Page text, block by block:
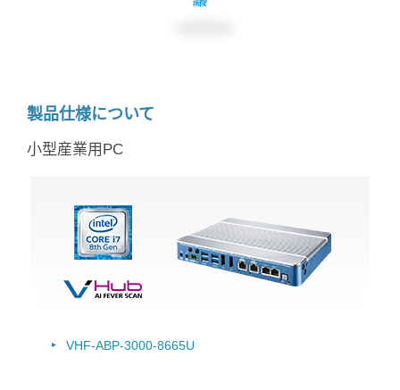
製品仕様について
小型産業用PC
VHF-ABP-3000-8665U